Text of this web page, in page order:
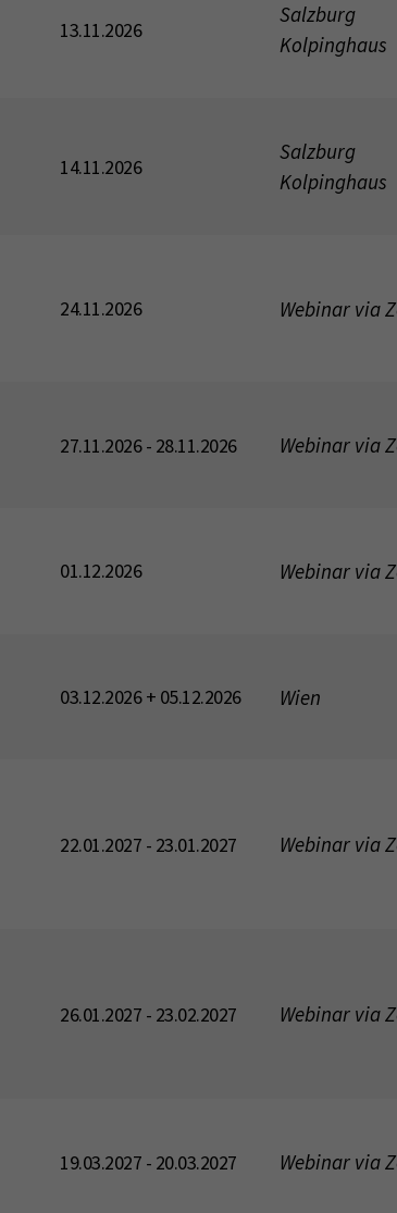
13.11.2026
Salzburg
Kolpinghaus
14.11.2026
Salzburg
Kolpinghaus
24.11.2026 Webinar via
27.11.2026 - 28.11.2026 Webinar via
01.12.2026 Webinar via
03.12.2026 + 05.12.2026 Wien
22.01.2027 - 23.01.2027 Webinar via
26.01.2027 - 23.02.2027 Webinar via
19.03.2027 - 20.03.2027 Webinar via